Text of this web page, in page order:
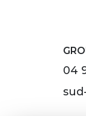
04